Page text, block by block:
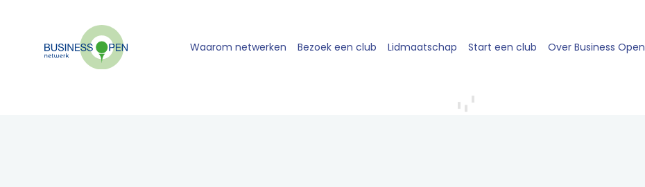
Waarom netwerken Bezoek een club Lidmaatschap Start een club Over Business Open